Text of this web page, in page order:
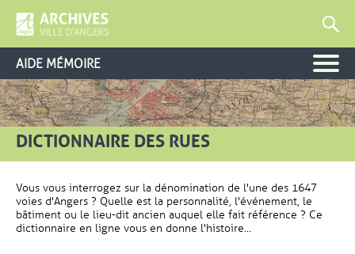
AIDE MÉMOIRE
DICTIONNAIRE DES RUES
Vous vous interrogez sur la dénomination de l'une des 1647
voies d'Angers ? Quelle est la personnalité, l'événement, le
bâtiment ou le lieu-dit ancien auquel elle fait référence ? Ce
dictionnaire en ligne vous en donne l'histoire...